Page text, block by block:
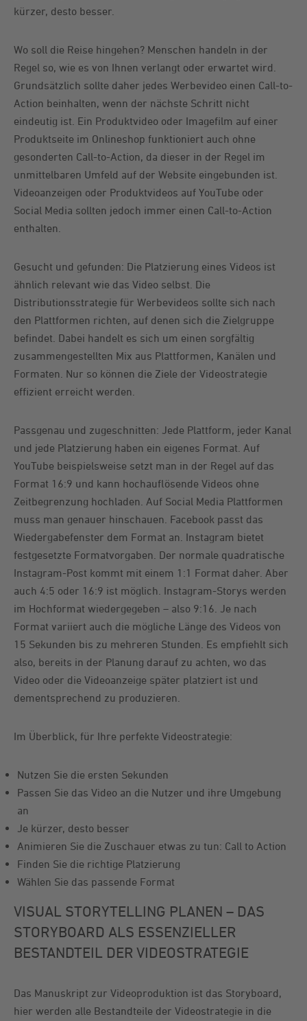
kürzer, desto besser.
Wo soll die Reise hingehen? Menschen handeln in der
Regel so, wie es von Ihnen verlangt oder erwartet wird.
Grundsätzlich sollte daher jedes Werbevideo einen Call-to-
Action beinhalten, wenn der nächste Schritt nicht
eindeutig ist. Ein Produktvideo oder Imagefilm auf einer
Produktseite im Onlineshop funktioniert auch ohne
gesonderten Call-to-Action, da dieser in der Regel im
unmittelbaren Umfeld auf der Website eingebunden ist.
Videoanzeigen oder Produktvideos auf YouTube oder
Social Media sollten jedoch immer einen Call-to-Action
enthalten.
Gesucht und gefunden: Die Platzierung eines Videos ist
ähnlich relevant wie das Video selbst. Die
Distributionsstrategie für Werbevideos sollte sich nach
den Plattformen richten, auf denen sich die Zielgruppe
befindet. Dabei handelt es sich um einen sorgfältig
zusammengestellten Mix aus Plattformen, Kanälen und
Formaten. Nur so können die Ziele der Videostrategie
effizient erreicht werden.
Passgenau und zugeschnitten: Jede Plattform, jeder Kanal
und jede Platzierung haben ein eigenes Format. Auf
YouTube beispielsweise setzt man in der Regel auf das
Format 16:9 und kann hochauflösende Videos ohne
Zeitbegrenzung hochladen. Auf Social Media Plattformen
muss man genauer hinschauen. Facebook passt das
Wiedergabefenster dem Format an. Instagram bietet
festgesetzte Formatvorgaben. Der normale quadratische
Instagram-Post kommt mit einem 1:1 Format daher. Aber
auch 4:5 oder 16:9 ist möglich. Instagram-Storys werden
im Hochformat wiedergegeben – also 9:16. Je nach
Format variiert auch die mögliche Länge des Videos von
15 Sekunden bis zu mehreren Stunden. Es empfiehlt sich
also, bereits in der Planung darauf zu achten, wo das
Video oder die Videoanzeige später platziert ist und
dementsprechend zu produzieren.
Im Überblick, für Ihre perfekte Videostrategie:
Nutzen Sie die ersten Sekunden
Passen Sie das Video an die Nutzer und ihre Umgebung
an
Je kürzer, desto besser
Animieren Sie die Zuschauer etwas zu tun: Call to Action
Finden Sie die richtige Platzierung
Wählen Sie das passende Format
VISUAL STORYTELLING PLANEN – DAS
STORYBOARD ALS ESSENZIELLER
BESTANDTEIL DER VIDEOSTRATEGIE
Das Manuskript zur Videoproduktion ist das Storyboard,
hier werden alle Bestandteile der Videostrategie in die